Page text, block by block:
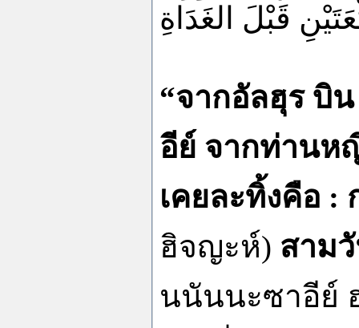
قَبْلَ الغَدَاةِ
“จากอัลฮุร บิ
อีย์ จากท่านห
เคยละทิ้งคือ :
ฮิจญะห์) สาม
นนันนะซาอีย์